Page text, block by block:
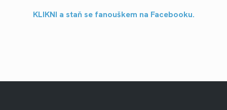
KLIKNI a staň se fanouškem na Facebooku.